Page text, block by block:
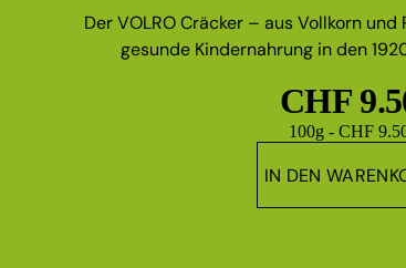
Der VOLRO Cräcker – aus Vollkorn
gesunde Kindernahrung in den
CHF
Grundpreis
100g - CHF
IN DEN